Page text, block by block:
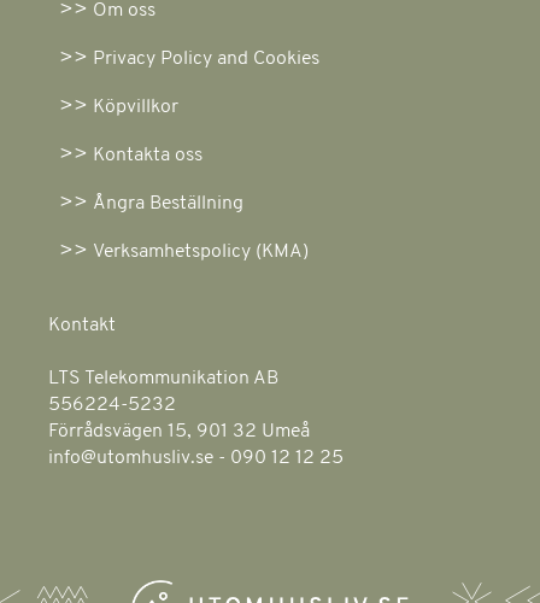
Om oss
Privacy Policy and Cookies
Köpvillkor
Kontakta oss
Ångra Beställning
Verksamhetspolicy (KMA)
Kontakt
LTS Telekommunikation AB
556224-5232
Förrådsvägen 15, 901 32 Umeå
info@utomhusliv.se - 090 12 12 25